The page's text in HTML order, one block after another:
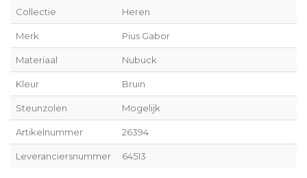
Collectie Heren
Merk Pius Gabor
Materiaal Nubuck
Kleur Bruin
Steunzolen Mogelijk
Artikelnummer 26394
Leveranciersnummer 64513